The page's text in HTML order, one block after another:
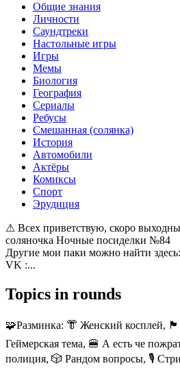
Общие знания
Личности
Саундтреки
Настольные игры
Игры
Мемы
Биология
География
Сериалы
Ребусы
Смешанная (солянка)
История
Автомобили
Актёры
Комиксы
Спорт
Эрудиция
⚠ Всех приветствую, скоро
соляночка Ночные посиделки №84
Другие мои паки можно найти здесь:
VK :...
Topics in rounds
🧩Разминка: 👘 Женский косплей,
Геймерская тема, 🍔 А есть че
полиция, 🎲 Рандом вопросы, 🎙️